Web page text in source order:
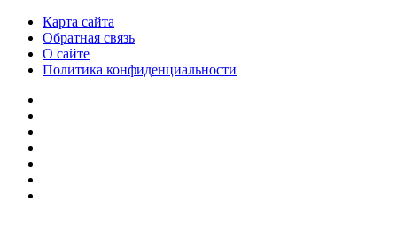
Карта сайта
Обратная связь
О сайте
Политика конфиденциальности